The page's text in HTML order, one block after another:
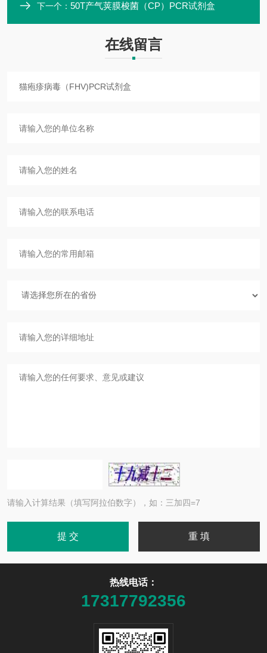
下一个： 50T产气荚膜梭菌（CP）PCR试剂盒
在线留言
请输入计算结果（填写阿拉伯数字），如：三加四=7
热线电话：
17317792356